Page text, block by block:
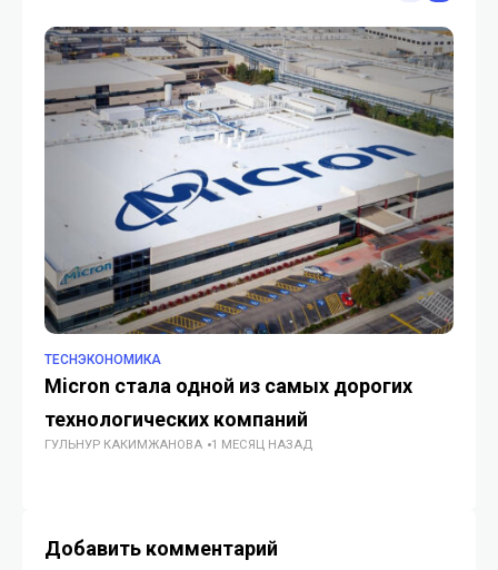
TECHЭКОНОМИКА
Micron стала одной из самых дорогих
технологических компаний
ГУЛЬНУР КАКИМЖАНОВА 1 МЕСЯЦ НАЗАД
Добавить комментарий